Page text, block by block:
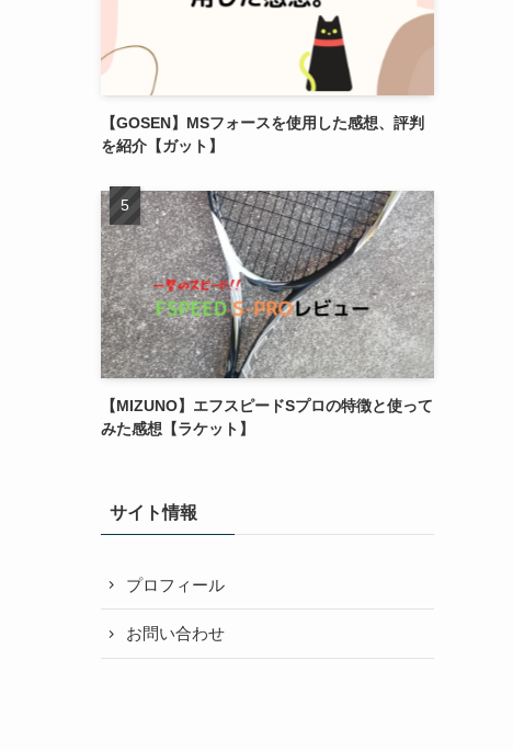
【GOSEN】MSフォースを使用した感想、評判
を紹介【ガット】
【MIZUNO】エフスピードSプロの特徴と使って
みた感想【ラケット】
サイト情報
プロフィール
お問い合わせ